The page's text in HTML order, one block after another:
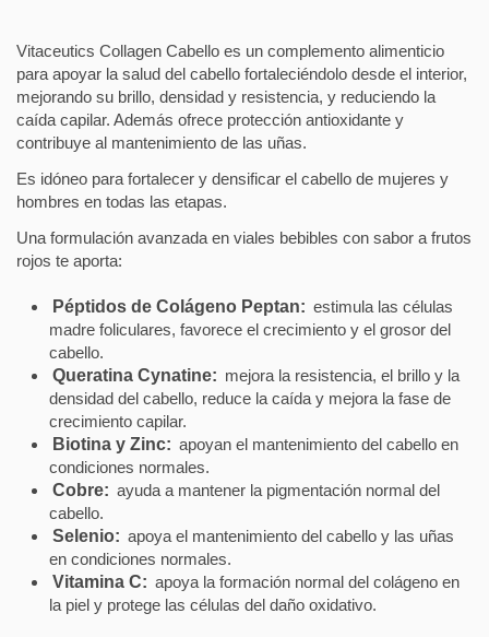
Vitaceutics Collagen Cabello es un complemento alimenticio
para apoyar la salud del cabello fortaleciéndolo desde el interior,
mejorando su brillo, densidad y resistencia, y reduciendo la
caída capilar. Además ofrece protección antioxidante y
contribuye al mantenimiento de las uñas.
Es idóneo para fortalecer y densificar el cabello de mujeres y
hombres en todas las etapas.
Una formulación avanzada en viales bebibles con sabor a frutos
rojos te aporta:
Péptidos de Colágeno Peptan: estimula las células
madre foliculares, favorece el crecimiento y el grosor del
cabello.
Queratina Cynatine: mejora la resistencia, el brillo y la
densidad del cabello, reduce la caída y mejora la fase de
crecimiento capilar.
Biotina y Zinc: apoyan el mantenimiento del cabello en
condiciones normales.
Cobre: ayuda a mantener la pigmentación normal del
cabello.
Selenio: apoya el mantenimiento del cabello y las uñas
en condiciones normales.
Vitamina C: apoya la formación normal del colágeno en
la piel y protege las células del daño oxidativo.